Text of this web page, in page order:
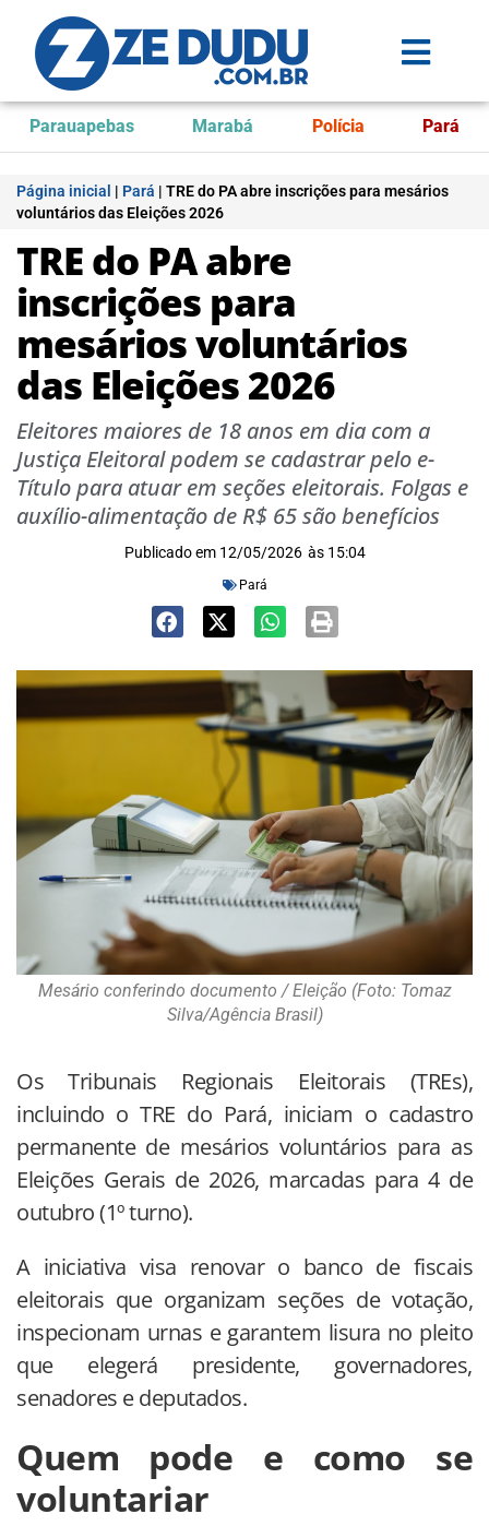
Parauapebas Marabá Polícia Pará
Página inicial | Pará | TRE do PA abre inscrições para mesários
voluntários das Eleições 2026
TRE do PA abre
inscrições para
mesários voluntários
das Eleições 2026
Eleitores maiores de 18 anos em dia com a
Justiça Eleitoral podem se cadastrar pelo e-
Título para atuar em seções eleitorais. Folgas e
auxílio-alimentação de R$ 65 são benefícios
Publicado em 12/05/2026 às 15:04
Pará
Mesário conferindo documento / Eleição (Foto: Tomaz
Silva/Agência Brasil)
Os Tribunais Regionais Eleitorais (TREs),
incluindo o TRE do Pará, iniciam o cadastro
permanente de mesários voluntários para as
Eleições Gerais de 2026, marcadas para 4 de
outubro (1º turno).
A iniciativa visa renovar o banco de fiscais
eleitorais que organizam seções de votação,
inspecionam urnas e garantem lisura no pleito
que elegerá presidente, governadores,
senadores e deputados.
Quem pode e como se
voluntariar